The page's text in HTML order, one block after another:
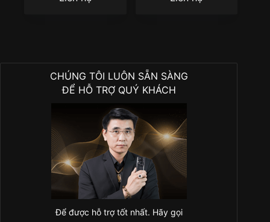
CHÚNG TÔI LUÔN SẴN SÀNG
ĐỂ HỖ TRỢ QUÝ KHÁCH
Để được hỗ trợ tốt nhất. Hãy gọi